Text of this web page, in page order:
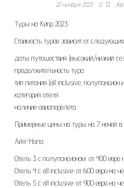
22 ноября 2023 0
Туры на Кипр 2023
Стоимость туров зависит от
даты путешествия (высокий/низкий
продолжительность тура
тип питания (all inclusive, полупансион
категория отеля
наличие авиаперелета
Примерные цены на туры на 7 ночей в
Айя-Напа:
Отель 3 с полупансионом: от 400 евро
Отель 4 с all inclusive: от 600 евро на
Отель 5 с all inclusive: от 900 евро на